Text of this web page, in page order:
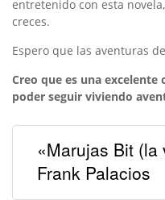
entretenido con esta
creces.
Espero que las aventuras
Creo que es una excelente
poder seguir viviendo
«Marujas Bit
Frank Palacios